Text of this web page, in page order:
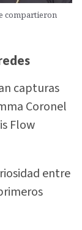
compartieron
capturas
Coronel
Flow
entre